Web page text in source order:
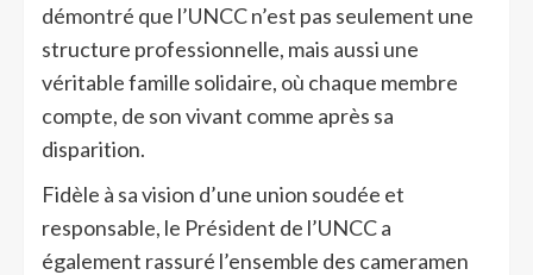
démontré que l’UNCC n’est pas seulement une
structure professionnelle, mais aussi une
véritable famille solidaire, où chaque membre
compte, de son vivant comme après sa
disparition.
Fidèle à sa vision d’une union soudée et
responsable, le Président de l’UNCC a
également rassuré l’ensemble des cameramen